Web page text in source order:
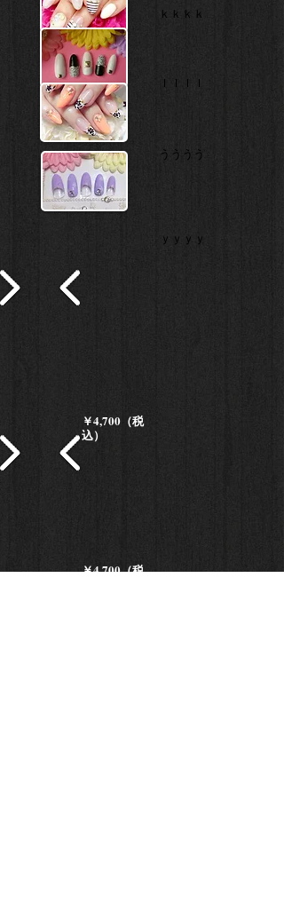
ｋｋｋｋ
ｌｌｌｌ
うううう
ｙｙｙｙ
￥4,700（税
込）
￥4,700（税